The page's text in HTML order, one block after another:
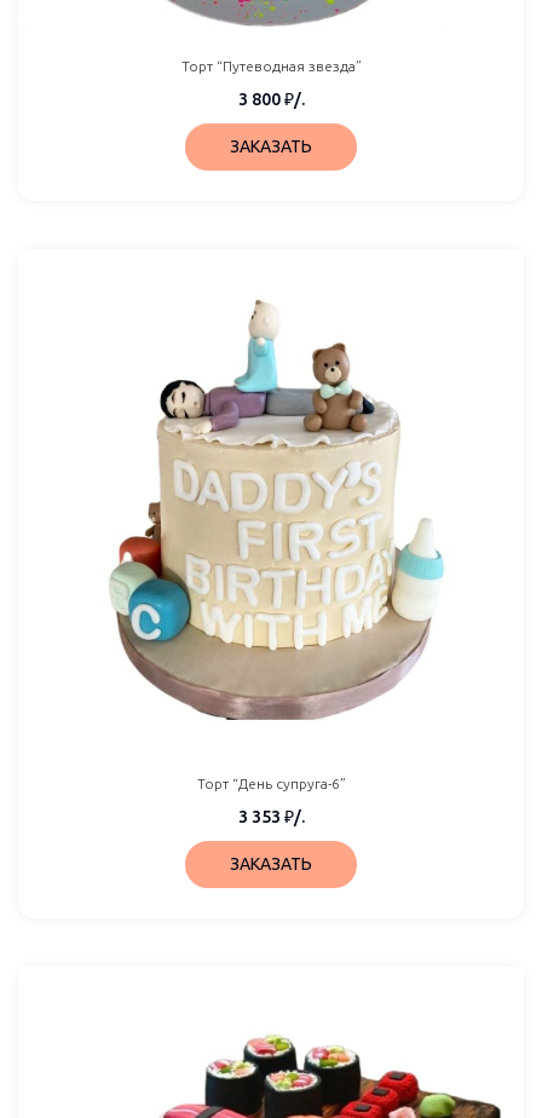
Торт “Путеводная звезда”
3 800₽/.
ЗАКАЗАТЬ
Торт “День супруга-6”
3 353 ₽/.
ЗАКАЗАТЬ